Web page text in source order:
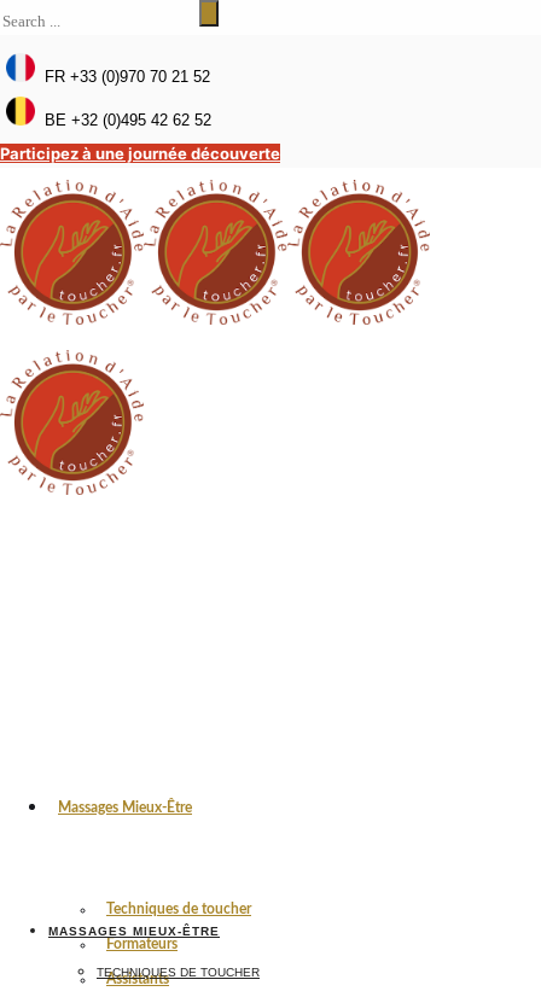
FR +33 (0)970 70 21 52
BE +32 (0)495 42 62 52
Participez à une journée découverte
Massages Mieux-Être
Techniques de toucher
Formateurs
Assistants
MASSAGES MIEUX-ÊTRE
TECHNIQUES DE TOUCHER